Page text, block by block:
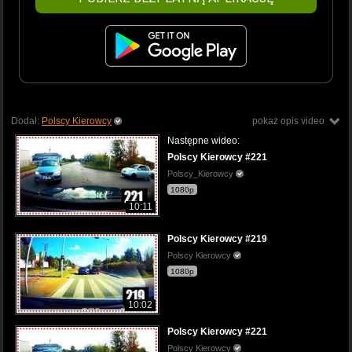
pokaż opis video
Dodał: Polscy Kierowcy
10:11
Następne wideo:
Polscy Kierowcy #221
Polscy_Kierowcy
1080p
10:02
Polscy Kierowcy #219
Polscy Kierowcy
1080p
Polscy Kierowcy #221
Polscy Kierowcy